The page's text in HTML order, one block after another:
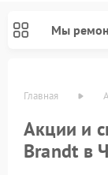
Мы
Главная
Акции и
Brandt в